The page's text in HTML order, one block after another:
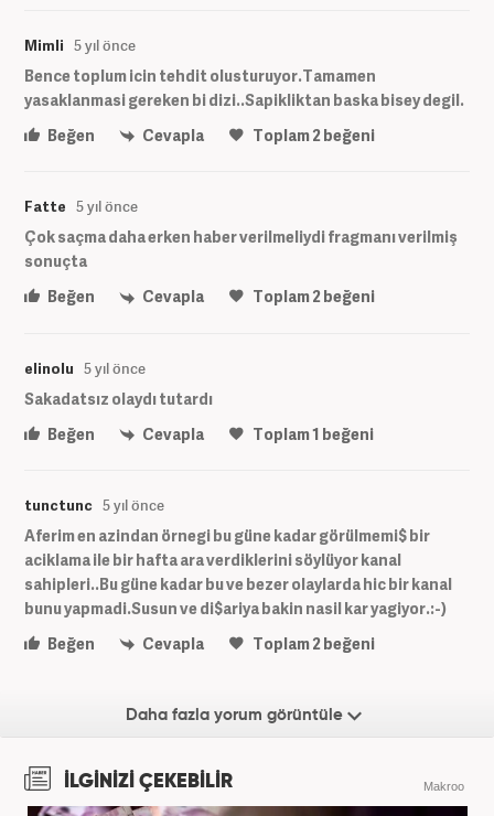
Mimli 5 yıl önce
Bence toplum icin tehdit olusturuyor.Tamamen
yasaklanmasi gereken bi dizi..Sapikliktan baska bisey degil.
Beğen
Cevapla Toplam2beğeni
Fatte 5 yıl önce
Çok saçma daha erken haber verilmeliydi fragmanı verilmiş
sonuçta
Beğen
Cevapla Toplam2beğeni
elinolu 5 yıl önce
Sakadatsız olaydı tutardı
Beğen
Cevapla Toplam1 beğeni
tunctunc 5 yıl önce
Aferim en azindan örnegi bu güne kadar görülmemi$ bir
aciklama ile bir hafta ara verdiklerini söylüyor kanal
sahipleri..Bu güne kadar bu ve bezer olaylarda hic bir kanal
bunu yapmadi.Susun ve di$ariya bakin nasil kar yagiyor.:-)
Beğen
Cevapla Toplam2beğeni
Daha fazla yorum görüntüle
İLGİNİZİ ÇEKEBİLİR Makroo